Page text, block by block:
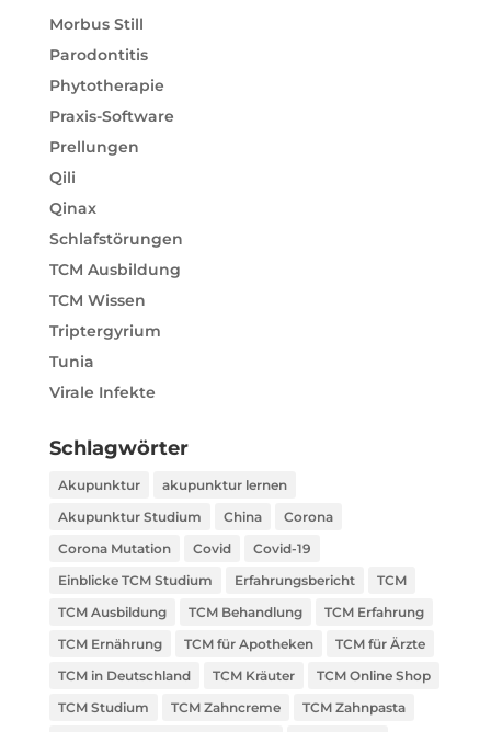
Morbus Still
Parodontitis
Phytotherapie
Praxis-Software
Prellungen
Qili
Qinax
Schlafstörungen
TCM Ausbildung
TCM Wissen
Triptergyrium
Tunia
Virale Infekte
Schlagwörter
Akupunktur
akupunktur lernen
Akupunktur Studium
China
Corona
Corona Mutation
Covid
Covid-19
Einblicke TCM Studium
Erfahrungsbericht
TCM
TCM Ausbildung
TCM Behandlung
TCM Erfahrung
TCM Ernährung
TCM für Apotheken
TCM für Ärzte
TCM in Deutschland
TCM Kräuter
TCM Online Shop
TCM Studium
TCM Zahncreme
TCM Zahnpasta